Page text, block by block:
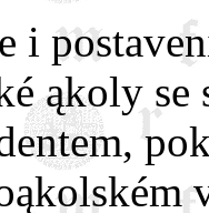
i
ąkoly